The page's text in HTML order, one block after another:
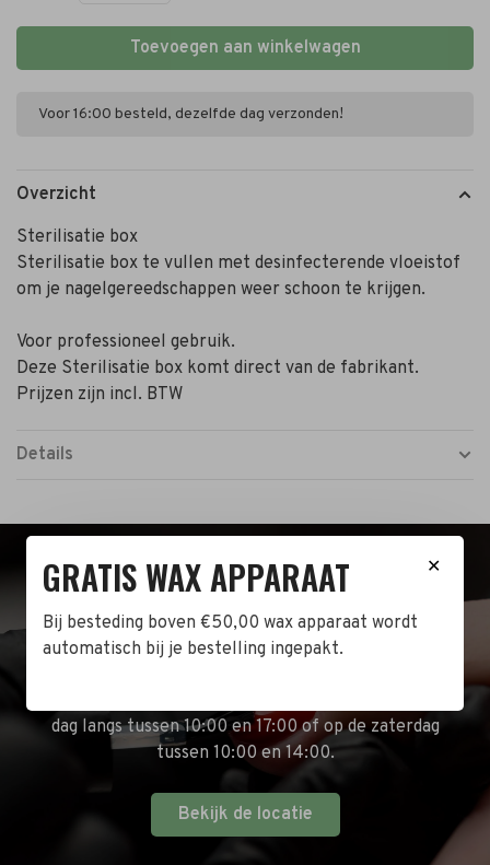
Toevoegen aan winkelwagen
Voor 16:00 besteld, dezelfde dag verzonden!
Overzicht
Sterilisatie box
Sterilisatie box te vullen met desinfecterende vloeistof
om je nagelgereedschappen weer schoon te krijgen.
Voor professioneel gebruik.
Deze Sterilisatie box komt direct van de fabrikant.
Prijzen zijn incl. BTW
Details
BEZOEK DE WINKEL!
Naast de online shop hebben wij ook een fysieke
dag langs tussen 10:00 en 17:00 of op de zaterdag
tussen 10:00 en 14:00.
Bekijk de locatie
✕
GRATIS WAX APPARAAT
Bij besteding boven €50,00 wax apparaat wordt
automatisch bij je bestelling ingepakt.